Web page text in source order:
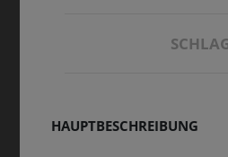
HAUPTBESCHREIBUNG